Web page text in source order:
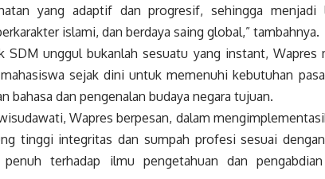
yang adaptif dan progresif, sehingga menjadi
islami, dan berdaya saing global,” tambahnya.
SDM unggul bukanlah sesuatu yang instant, Wapres
sejak dini untuk memenuhi kebutuhan
bahasa dan pengenalan budaya negara tujuan.
Wapres berpesan, dalam
tinggi integritas dan sumpah profesi sesuai
terhadap ilmu pengetahuan dan